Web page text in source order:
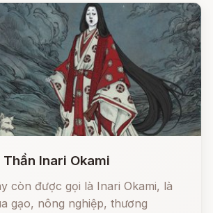
Inari Okami
còn được gọi là Inari Okami, là
gạo, nông nghiệp, thương